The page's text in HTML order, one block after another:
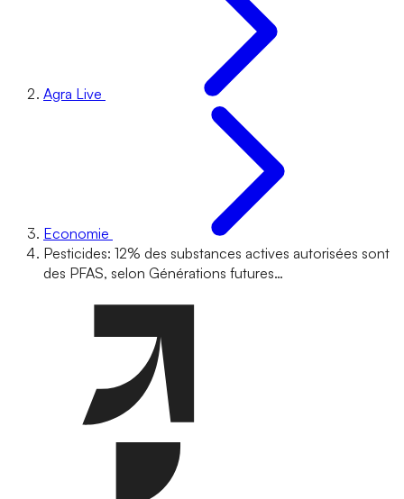
Agra Live
Economie
Pesticides: 12% des substances actives autorisées sont
des PFAS, selon Générations futures…